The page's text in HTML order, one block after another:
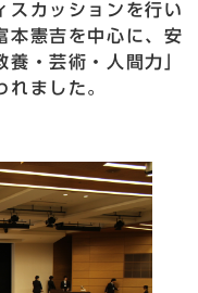
スカッションを行い
本憲吉を中心に、安
・芸術・人間力」
ました。